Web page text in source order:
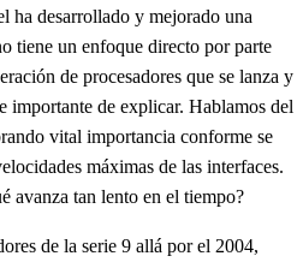
ha desarrollado y mejorado una
tiene un enfoque directo por parte
de procesadores que se lanza y
importante de explicar. Hablamos del
vital importancia conforme se
máximas de las interfaces.
avanza tan lento en el tiempo?
de la serie 9 allá por el 2004,